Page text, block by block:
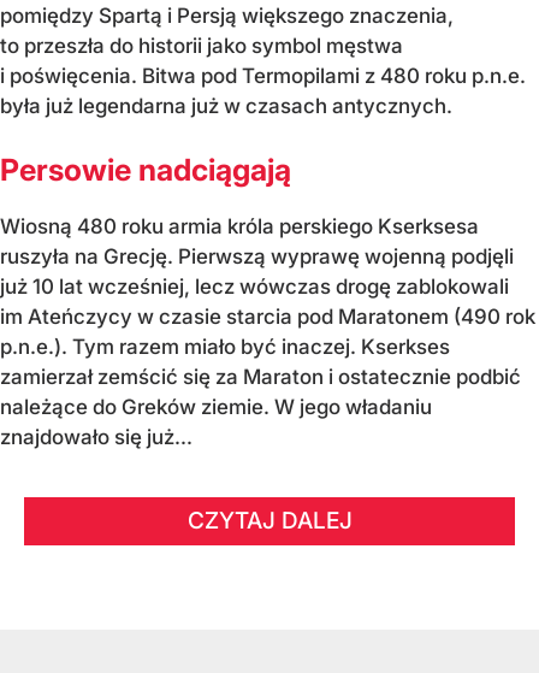
pomiędzy Spartą i Persją większego znaczenia,
to przeszła do historii jako symbol męstwa
i poświęcenia. Bitwa pod Termopilami z 480 roku p.n.e.
była już legendarna już w czasach antycznych.
Persowie nadciągają
Wiosną 480 roku armia króla perskiego Kserksesa
ruszyła na Grecję. Pierwszą wyprawę wojenną podjęli
już 10 lat wcześniej, lecz wówczas drogę zablokowali
im Ateńczycy w czasie starcia pod Maratonem (490 rok
p.n.e.). Tym razem miało być inaczej. Kserkses
zamierzał zemścić się za Maraton i ostatecznie podbić
należące do Greków ziemie. W jego władaniu
znajdowało się już...
CZYTAJ DALEJ